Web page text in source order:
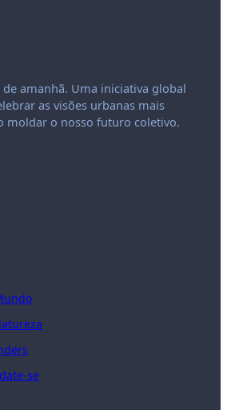
amanhã. Uma iniciativa global
as visões urbanas mais
moldar o nosso futuro coletivo.
se